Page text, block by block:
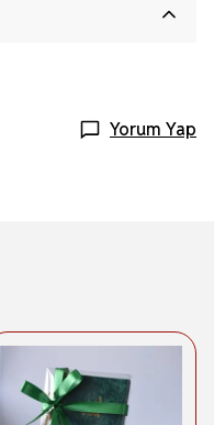
Yorum Yap